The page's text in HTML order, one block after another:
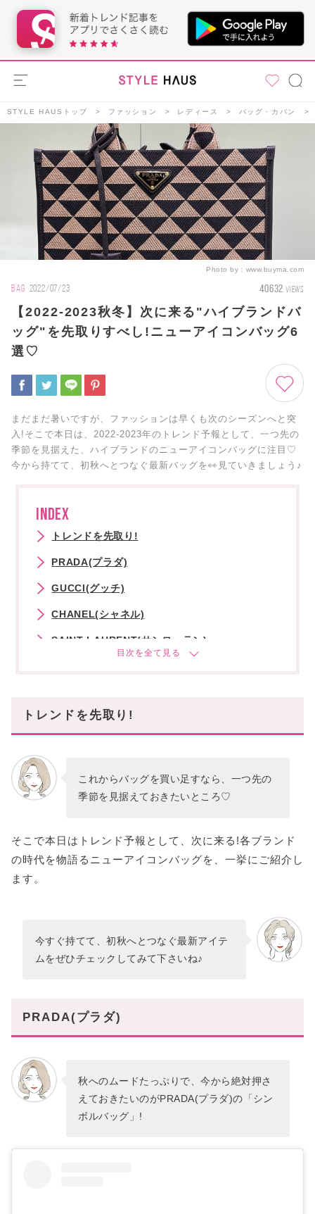
STYLE HAUSトップ ファッション レディース バッグ・カバン
Photo by： www.buyma.com
BAG 2022/07/23 40632 VIEWS
【2022-2023秋冬】次に来る"ハイブランドバ
ッグ"を先取りすべし!ニューアイコンバッグ6
選♡
まだまだ暑いですが、ファッションは早くも次のシーズンへと突
入!そこで本日は、2022-2023年のトレンド予報として、一つ先の
季節を見据えた、ハイブランドのニューアイコンバッグに注目♡
今から持てて、初秋へとつなぐ最新バッグを👀見ていきましょう♪
INDEX
トレンドを先取り!
PRADA(プラダ)
GUCCI(グッチ)
CHANEL(シャネル)
SAINT LAURENT(サンローラン)
まとめ
あなたにオススメの記事はこちら!
トレンドを先取り!
これからバッグを買い足すなら、一つ先の
季節を見据えておきたいところ♡
そこで本日はトレンド予報として、次に来る!各ブランド
の時代を物語るニューアイコンバッグを、一挙にご紹介し
ます。
今すぐ持てて、初秋へとつなぐ最新アイテ
ムをぜひチェックしてみて下さいね♪
PRADA(プラダ)
秋へのムードたっぷりで、今から絶対押さ
えておきたいのがPRADA(プラダ)の「シン
ボルバッグ」!